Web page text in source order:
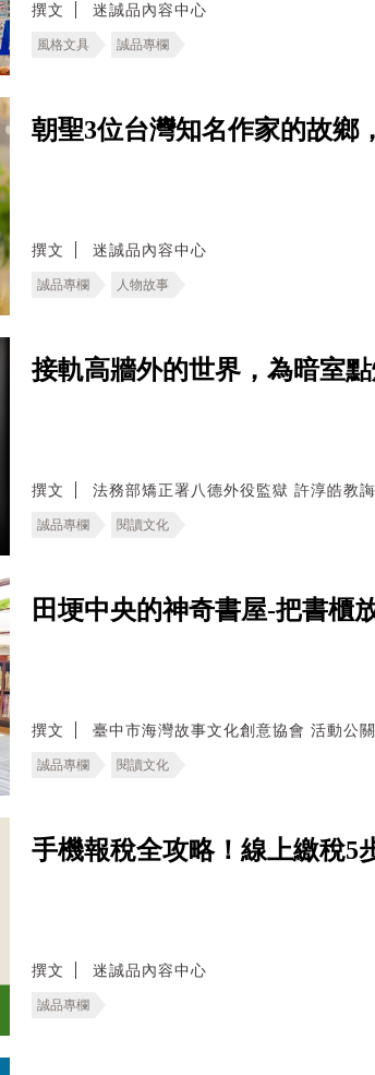
撰文 迷誠品內容中心
風格文具 誠品專欄
朝聖3位台灣知名作家的故鄉
撰文 迷誠品內容中心
誠品專欄 人物故事
接軌高牆外的世界，為暗室
撰文 法務部矯正署八德外役監獄 許淳皓教
誠品專欄 閱讀文化
田埂中央的神奇書屋-把書櫃
撰文 臺中市海灣故事文化創意協會 活動公
誠品專欄 閱讀文化
手機報稅全攻略！線上繳稅5
撰文 迷誠品內容中心
誠品專欄